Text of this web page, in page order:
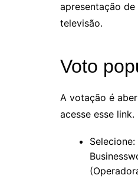
apresentação
televisão.
Voto
A votação é
acesse esse